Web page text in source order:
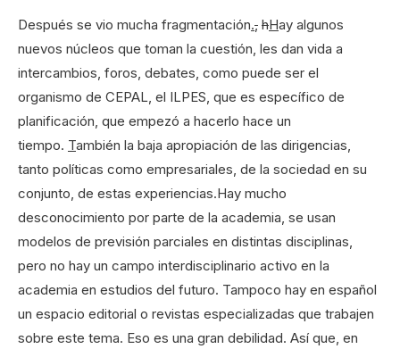
Después se vio mucha fragmentación., hHay algunos
nuevos núcleos que toman la cuestión, les dan vida a
intercambios, foros, debates, como puede ser el
organismo de CEPAL, el ILPES, que es específico de
planificación, que empezó a hacerlo hace un
tiempo. También la baja apropiación de las dirigencias,
tanto políticas como empresariales, de la sociedad en su
conjunto, de estas experiencias.Hay mucho
desconocimiento por parte de la academia, se usan
modelos de previsión parciales en distintas disciplinas,
pero no hay un campo interdisciplinario activo en la
academia en estudios del futuro. Tampoco hay en español
un espacio editorial o revistas especializadas que trabajen
sobre este tema. Eso es una gran debilidad. Así que, en